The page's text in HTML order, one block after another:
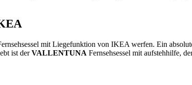
mit Liegefunktion von IKEA werfen. Ein
ist derVALLENTUNA Fernsehsessel mit aufstehhilfe,